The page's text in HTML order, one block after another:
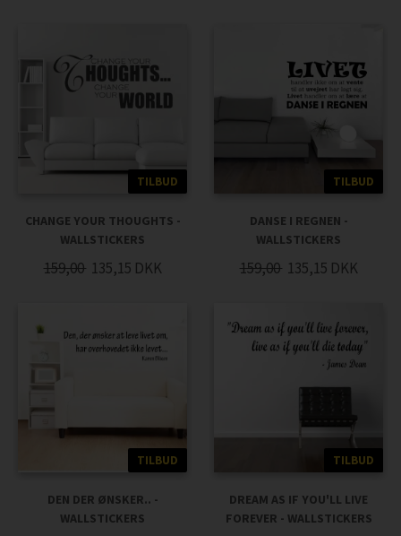
TILBUD
CHANGE YOUR THOUGHTS -
WALLSTICKERS
159,00 135,15 DKK
TILBUD
DANSE I REGNEN -
WALLSTICKERS
159,00 135,15 DKK
TILBUD
DEN DER ØNSKER.. -
WALLSTICKERS
TILBUD
DREAM AS IF YOU'LL LIVE
FOREVER - WALLSTICKERS